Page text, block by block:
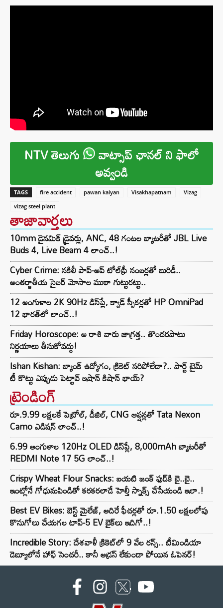
NTV తెలుగు వాట్సాప్ ఛానల్ ని ఫాలో
అవ్వండి
TAGS fire accident pawan kalyan Visakhapatnam
Vizag
vizag steel plant
తాజావార్తలు
10mm డైనమిక్ డ్రైవర్లు, ANC, 48 గంటల బ్యాటరీతో JBL Live
Buds 4, Live Beam 4 లాంచ్..!
Cyber Crime: నకిలీ పాప్-అప్ టోల్‌ఫ్రీ నంబర్లతో బురిడీ..
అంతర్జాతీయ సైబర్ మోసాల ముఠా గుట్టురట్టు..
12 అంగుళాల 2K 90Hz డిస్‌ప్లే, క్వాడ్ స్పీకర్లతో HP OmniPad
12 భారత్‌లో లాంచ్..!
Friday Horoscope: ఆ రాశి వారు జాగ్రత్త.. తొందరపాటు
నిర్ణయాలు తీసుకోవద్దు!
Ishan Kishan: బ్యాంక్ ఉద్యోగం, క్రికెట్ సరిపోలేదా?.. పార్ట్ టైమ్
టీ కొట్టు ఎప్పుడు పెట్టావ్ ఇషాన్ కిషాన్ భాయ్‌?
ట్రెండింగ్‌
రూ.9.99 లక్షలకే పెట్రోల్, డీజిల్, CNG ఆప్షన్లతో Tata Nexon
Camo ఎడిషన్ లాంచ్..!
6.99 అంగుళాల 120Hz OLED డిస్‌ప్లే, 8,000mAh బ్యాటరీతో
REDMI Note 17 5G లాంచ్..!
Crispy Wheat Flour Snacks: బయటి జంక్ ఫుడ్‌కి బై..బై..
ఇంట్లోనే గోధుమపిండితో కరకరలాడే హెల్తీ స్నాక్స్ చేసేయండి ఇలా.!
Best EV Bikes: బెస్ట్ మైలేజ్, అదిరే ఫీచర్లతో రూ.1.50 లక్షలలోపు
కొనుగోలు చేయగల టాప్-5 EV బైక్‌లు ఇదిగో..!
Incredible Story: దేశవాళీ క్రికెట్‌లో 9 వేల రన్స్.. టీమిండియా
డెబ్యూలోనే హాఫ్ సెంచరీ.. కానీ అడ్రస్ లేకుండా పోయిన ఓపెనర్!